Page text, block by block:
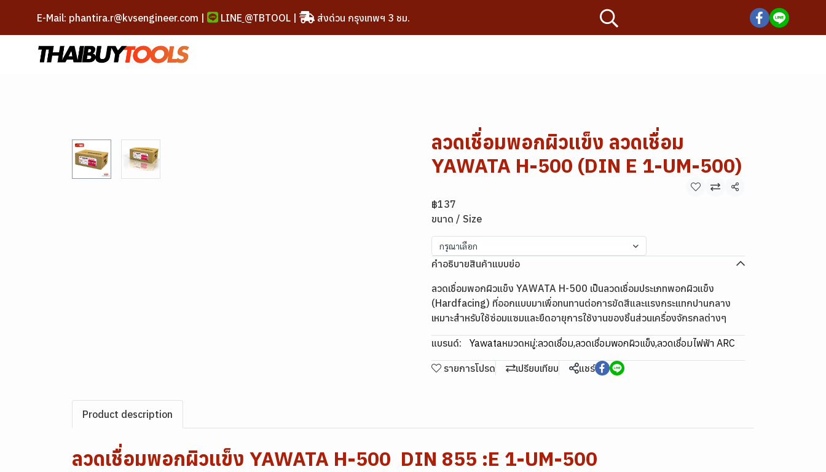
E-Mail: phantira.r@kvsengineer.com | LINE @TBTOOL| ส่งด่วน กรุงเทพฯ 3 ชม.
ลวดเชื่อมพอกผิวแข็ง ลวดเชื่อม
YAWATA H-500 (DIN E 1-UM-500)
แชร์
฿137
ขนาด / Size
กรุณาเลือก
คำอธิบายสินค้าแบบย่อ
ลวดเชื่อมพอกผิวแข็ง YAWATA H-500 เป็นลวดเชื่อมประเภทพอกผิวแข็ง
(Hardfacing) ที่ออกแบบมาเพื่อทนทานต่อการขัดสีและแรงกระแทกปานกลาง
เหมาะสำหรับใช้ซ่อมแซมและยืดอายุการใช้งานของชิ้นส่วนเครื่องจักรกลต่างๆ
แบรนด์: Yawataหมวดหมู่:ลวดเชื่อม,ลวดเชื่อมพอกผิวแข็ง,ลวดเชื่อมไฟฟ้า ARC
รายการโปรด เปรียบเทียบ แชร์
Product description
ลวดเชื่อมพอกผิวแข็ง YAWATA H-500 DIN 855 :E 1-UM-500